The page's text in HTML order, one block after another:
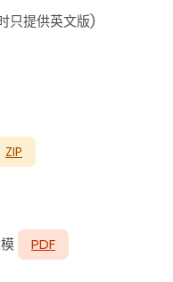
只提供英文版)
ZIP
PDF